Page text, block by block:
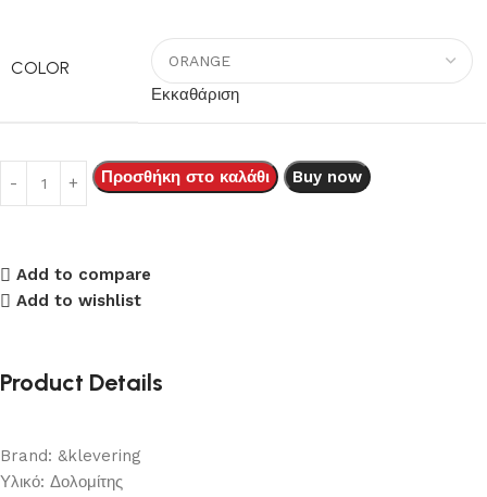
COLOR
Εκκαθάριση
Προσθήκη στο καλάθι Buy now
Add to compare
Add to wishlist
Product Details
Brand: &klevering
Υλικό: Δολομίτης